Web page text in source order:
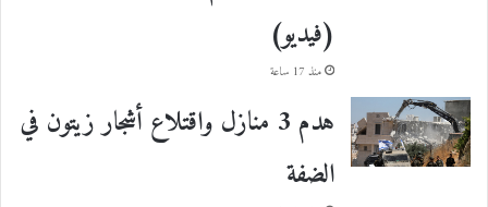
(فيديو)
منذ 17 ساعة
هدم 3 منازل واقتلاع أشجار زيتون في
الضفة